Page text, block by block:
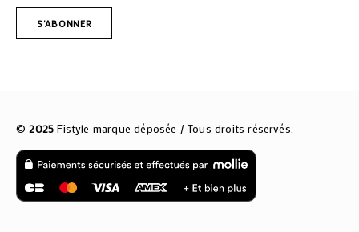
©2025Fistyle marque déposée / Tous droits réservés.